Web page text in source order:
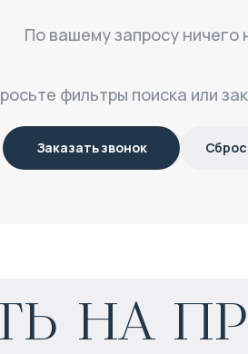
По вашему запросу ничего
фильтры поиска или
Заказать звонок
на
7% годовых